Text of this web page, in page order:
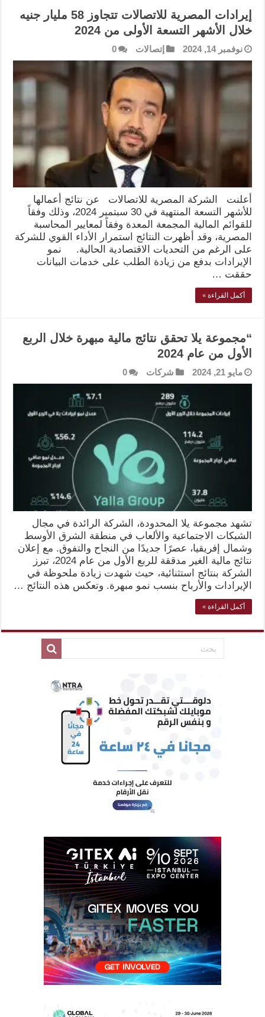
إيرادات المصرية للاتصالات تتجاوز 58 مليار جنيه
خلال الأشهر التسعة الأولى من 2024
نوفمبر 14, 2024 إتصالات 0
أعلنت الشركة المصرية للاتصالات عن نتائج أعمالها
للأشهر التسعة المنتهية في 30 سبتمبر 2024، وذلك وفقاً
للقوائم المالية المجمعة المعدة وفقاً لمعايير المحاسبة
المصرية، وقد أظهرت النتائج استمرار الأداء القوي للشركة
على الرغم من التحديات الاقتصادية الحالية. نمو
الإيرادات بدفع من زيادة الطلب على خدمات البيانات
حققت …
أكمل القراءة »
“مجموعة يلا تحقق نتائج مالية مبهرة خلال الربع
الأول من عام 2024
مايو 21, 2024 شركات 0
تشهد مجموعة يلا المحدودة، الشركة الرائدة في مجال
الشبكات الاجتماعية والألعاب في منطقة الشرق الأوسط
وشمال إفريقيا، عصرًا جديدًا من النجاح والتفوق. مع إعلان
نتائج مالية الغير مدققة للربع الأول من عام 2024، تبرز
الشركة بنتائج استثنائية، حيث شهدت زيادة ملحوظة في
الإيرادات والأرباح بنسب نمو مبهرة. وتعكس هذه النتائج …
أكمل القراءة »